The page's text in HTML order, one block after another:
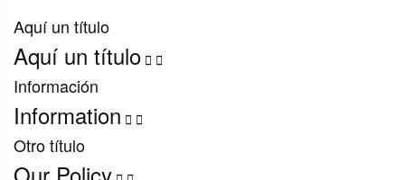
Aquí un título
Aquí un título  
Información
Information  
Otro título